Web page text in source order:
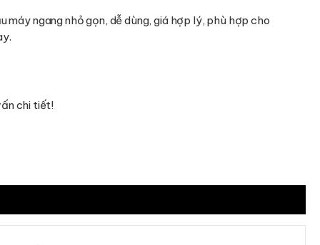
máy ngang nhỏ gọn, dễ dùng, giá hợp lý, phù hợp cho
chi tiết!